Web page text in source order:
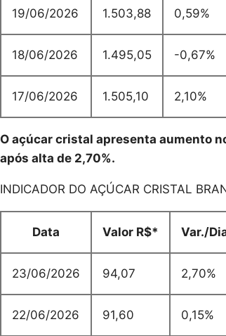
19/06/2026 1.503,88 0,59%
18/06/2026 1.495,05 -0,67%
17/06/2026 1.505,10 2,10%
O açúcar cristal apresenta aumento
após alta de 2,70%.
INDICADOR DO AÇÚCAR CRISTAL
Data Valor R$* Var./
23/06/2026 94,07 2,70%
22/06/2026 91,60 0,15%